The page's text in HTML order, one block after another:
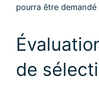
pourra être
de